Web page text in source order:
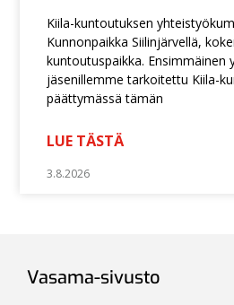
Kiila-kuntoutuksen
Kunnonpaikka Siilinjärvellä,
kuntoutuspaikka. Ensimmäinen
jäsenillemme tarkoitettu Kiila-
päättymässä tämän
LUE TÄSTÄ
3.8.2026
Vasama-sivusto